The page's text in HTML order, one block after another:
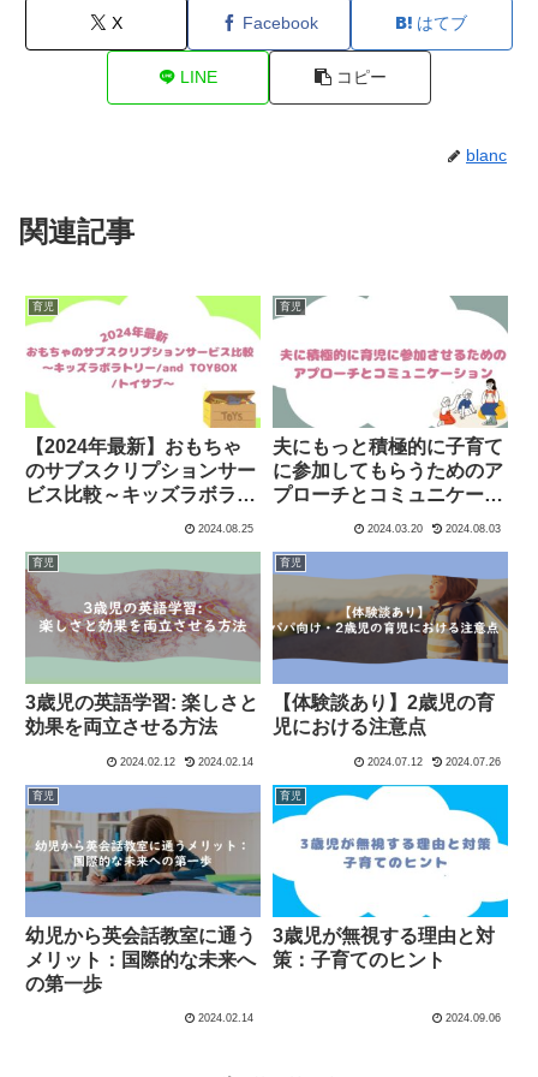
X Facebook はてブ
LINE コピー
blanc
関連記事
育児
【2024年最新】おもちゃ
のサブスクリプションサー
ビス比較～キッズラボラト
2024.08.25
育児
夫にもっと積極的に子育て
に参加してもらうためのア
プローチとコミュニケーシ
2024.03.20 2024.08.03
育児
3歳児の英語学習: 楽しさと
効果を両立させる方法
2024.02.12 2024.02.14
育児
【体験談あり】2歳児の育
児における注意点
2024.07.12 2024.07.26
育児
幼児から英会話教室に通う
メリット：国際的な未来へ
の第一歩
2024.02.14
育児
3歳児が無視する理由と対
策：子育てのヒント
2024.09.06